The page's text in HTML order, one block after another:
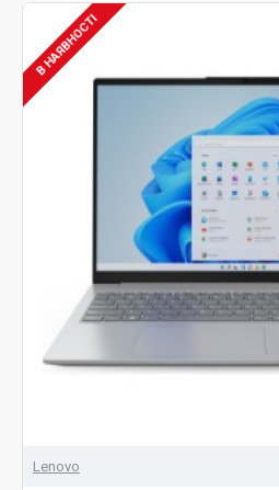
В НАЯВНОСТІ
Lenovo